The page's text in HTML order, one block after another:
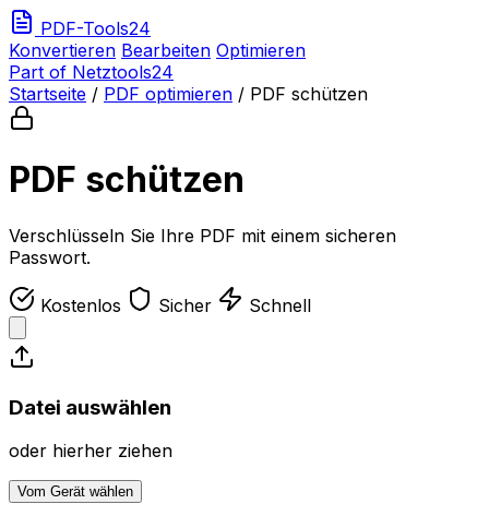
PDF-Tools24
Konvertieren Bearbeiten Optimieren
Part of Netztools24
Startseite / PDF optimieren / PDF schützen
PDF schützen
Verschlüsseln Sie Ihre PDF mit einem sicheren
Passwort.
Kostenlos Sicher Schnell
Datei auswählen
oder hierher ziehen
Vom Gerät wählen